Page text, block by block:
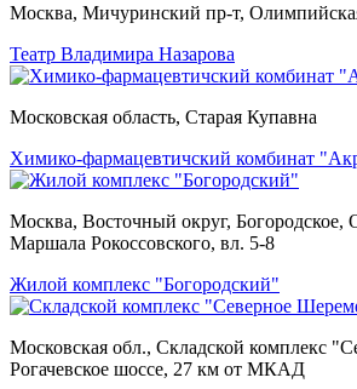
Москва, Мичуринский пр-т,
Театр Владимира Назарова
Московская область, Старая Купавна
Химико-фармацевтичский комбинат
Москва, Восточный округ, Богородское,
Маршала Рокоссовского, вл. 5-8
Жилой комплекс "Богородский"
Московская обл., Складской комплекс
Рогачевское шоссе, 27 км от МКАД